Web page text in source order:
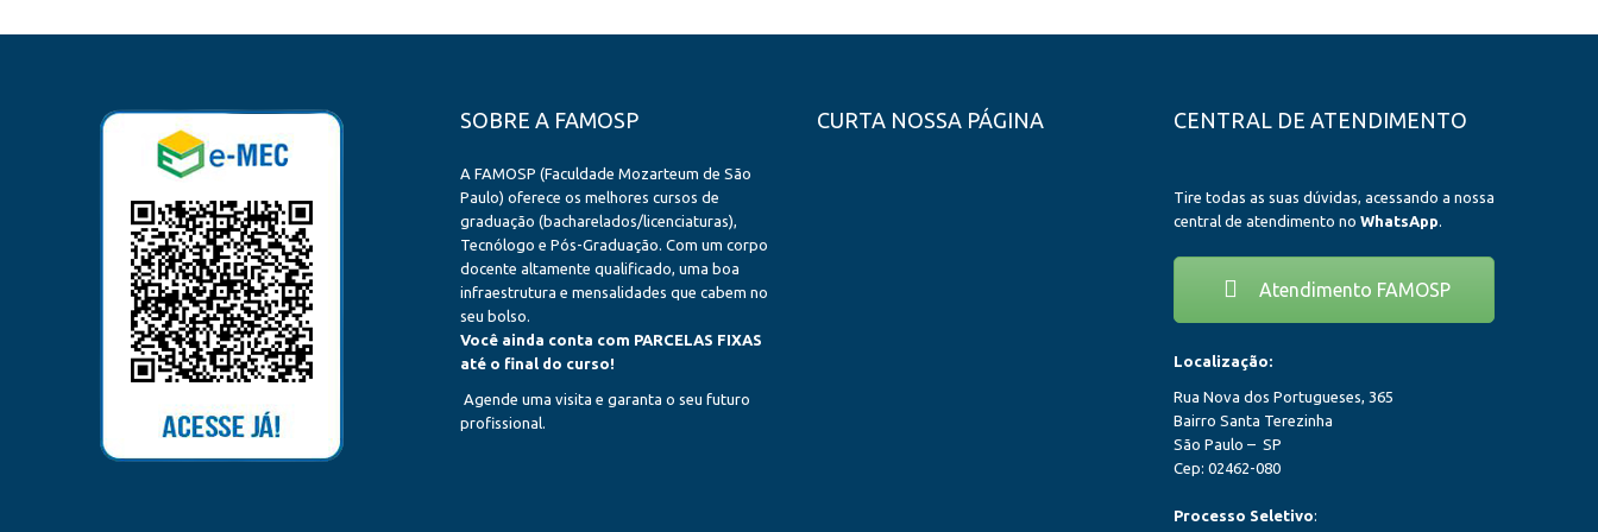
SOBRE A FAMOSP
A FAMOSP (Faculdade Mozarteum de São
Paulo) oferece os melhores cursos de
graduação (bacharelados/licenciaturas),
Tecnólogo e Pós-Graduação. Com um corpo
docente altamente qualificado, uma boa
infraestrutura e mensalidades que cabem no
seu bolso.
Você ainda conta com PARCELAS FIXAS
até o final do curso!
Agende uma visita e garanta o seu futuro
profissional.
CURTA NOSSA PÁGINA CENTRAL DE ATENDIMENTO
Tire todas as suas dúvidas, acessando a nossa
central de atendimento no WhatsApp.
Atendimento FAMOSP
Localização:
Rua Nova dos Portugueses, 365
Bairro Santa Terezinha
São Paulo – SP
Cep: 02462-080
Processo Seletivo: